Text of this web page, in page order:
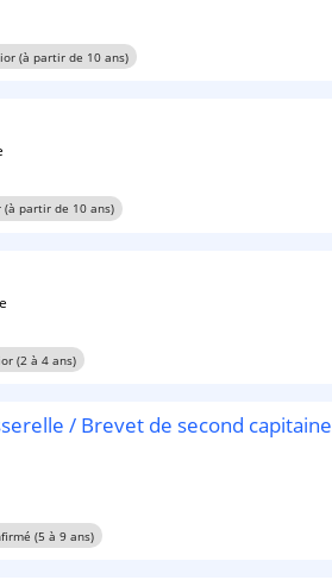
(à partir de 10 ans)
(à partir de 10 ans)
(2 à 4 ans)
/ Brevet de second capitaine
(5 à 9 ans)